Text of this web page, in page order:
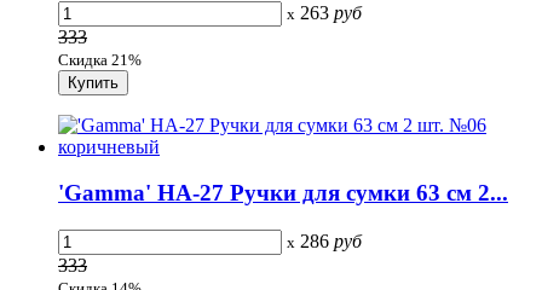
x 263 руб
333
Скидка 21%
'Gamma' HA-27 Ручки для сумки 63 см 2...
x 286 руб
333